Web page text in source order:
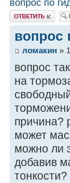
вопрос по
Ответить
вопрос
ломакин »
вопрос
на
причина?
может
можно ли
добавив